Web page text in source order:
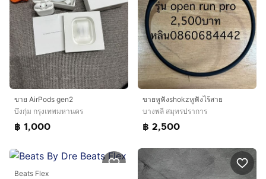
ขาย AirPods gen2
บึงกุ่ม กรุงเทพมหานคร
฿ 1,000
ขายหูฟังshokzหูฟังไร้สาย
บางพลี สมุทรปราการ
฿ 2,500
Beats Flex